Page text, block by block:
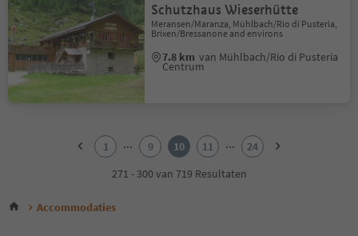
Schutzhaus Wieserhütte
Meransen/Maranza, Mühlbach/Rio di Pusteria,
Brixen/Bressanone and environs
7.8 km van Mühlbach/Rio di Pusteria
Centrum
6
1 ... 9 10 11 ...
24
271 - 300 van 719 Resultaten
Accommodaties